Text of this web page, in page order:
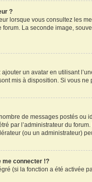
?
lorsque vous consultez les
La seconde image,
un avatar en utilisant
mis à disposition. Si vous
de messages postés
par l’administrateur du
(ou un administrateur)
me connecter !?
(si la fonction a été activée